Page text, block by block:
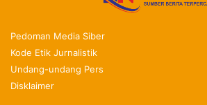
Pedoman Media Siber
Kode Etik Jurnalistik
Undang-undang Pers
Disklaimer